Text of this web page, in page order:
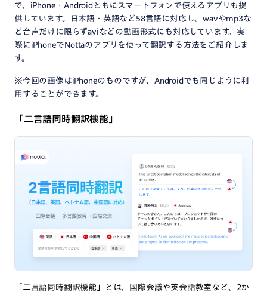
で、iPhone・Androidともにスマートフォンで使えるアプリも提
供しています。日本語・英語など58言語に対応し、wavやmp3な
ど音声だけに限らずaviなどの動画形式にも対応しています。実
際にiPhoneでNottaのアプリを使って翻訳する方法をご紹介しま
す。
※今回の画像はiPhoneのものですが、Androidでも同じように利
用することができます。
「二言語同時翻訳機能」
「二言語同時翻訳機能」とは、国際会議や英会話教室など、2か